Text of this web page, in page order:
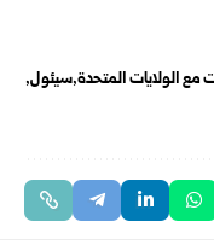
مع الولايات المتحدة سيئول